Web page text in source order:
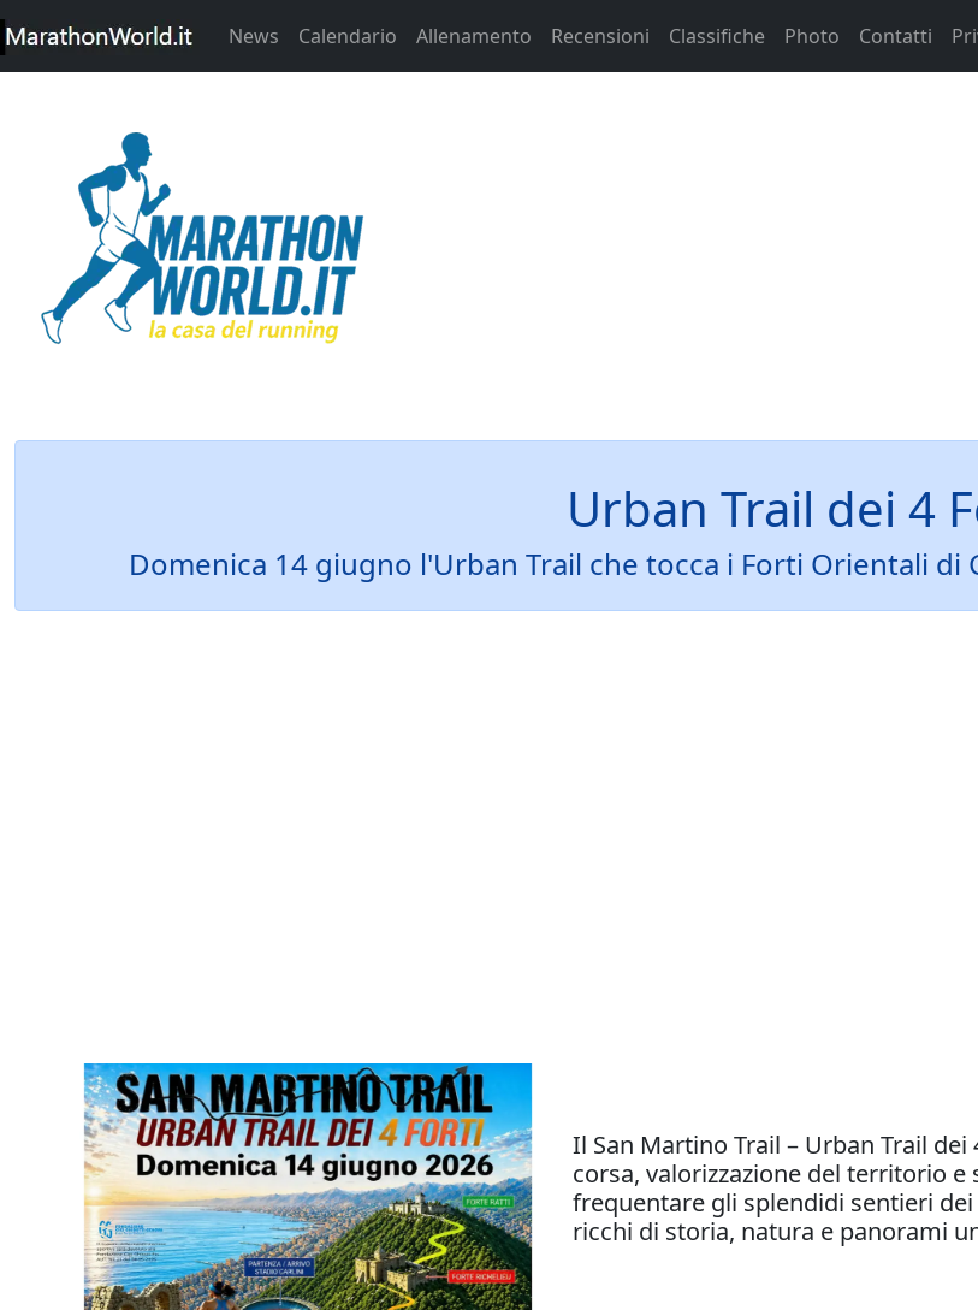
News Calendario Allenamento Recensioni Classifiche Photo Contatti
Urban Trail dei 4
Domenica 14 giugno l'Urban Trail che tocca i Forti Orientali
Il San Martino Trail – Urban Trail
corsa, valorizzazione del territorio
frequentare gli splendidi sentieri
ricchi di storia, natura e panorami